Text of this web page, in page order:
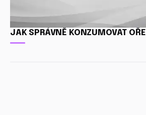
JAK SPRÁVNĚ KONZUMOVAT